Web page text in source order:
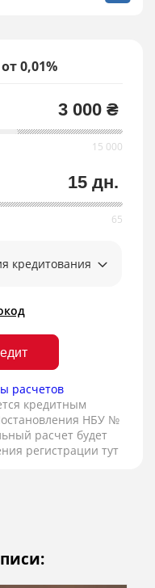
0,01%
3 000 ₴
15 дн.
кредитования
расчетов
кредитным
НБУ №
расчет будет
регистрации тут